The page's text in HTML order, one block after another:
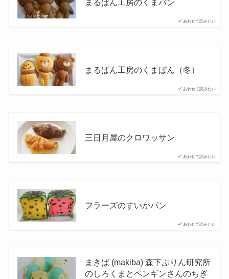
あわせて読みたい
まるぱん工房のくまパン
あわせて読みたい
まるぱん工房のくまぱん（冬）
あわせて読みたい
三日月屋のクロワッサン
あわせて読みたい
フラーズのすいかパン
まきば (makiba) 森下ぷりん研究所
のしろくまとペンギンさんのちぎ